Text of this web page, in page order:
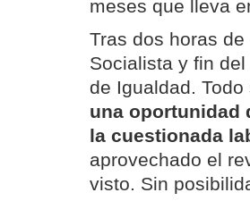
meses que lleva
Tras dos horas
Socialista y fin
de Igualdad.
una oportunidad
la cuestionada
aprovechado el
visto. Sin